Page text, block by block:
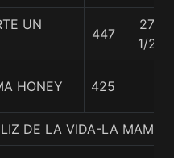
UN
447
27
1/2
HONEY 425
DE LA VIDA-LA